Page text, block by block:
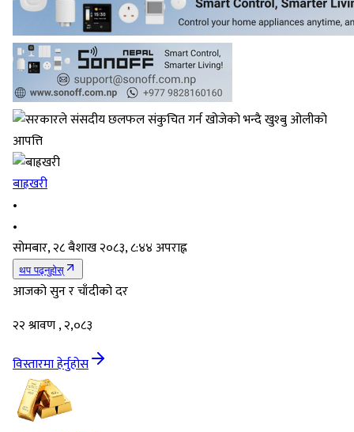
बाह्रखरी
•
•
सोमबार, २८ बैशाख २०८३, ८:४४ अपराह्न
थप पढ्नुहोस्
आजको सुन र चाँदीको दर
२२ श्रावण , २,०८३
विस्तारमा हेर्नुहोस